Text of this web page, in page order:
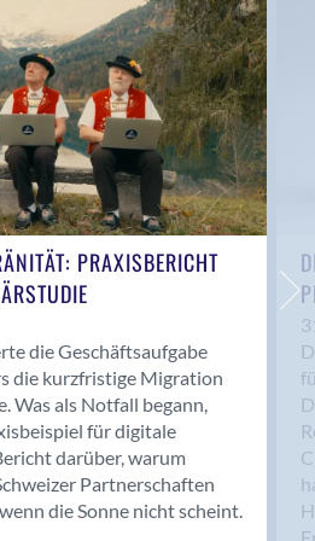
PRAXISBERICHT
die Geschäftsaufgabe
die kurzfristige Migration
Was als Notfall begann,
für digitale
darüber, warum
Partnerschaften
die Sonne nicht scheint.